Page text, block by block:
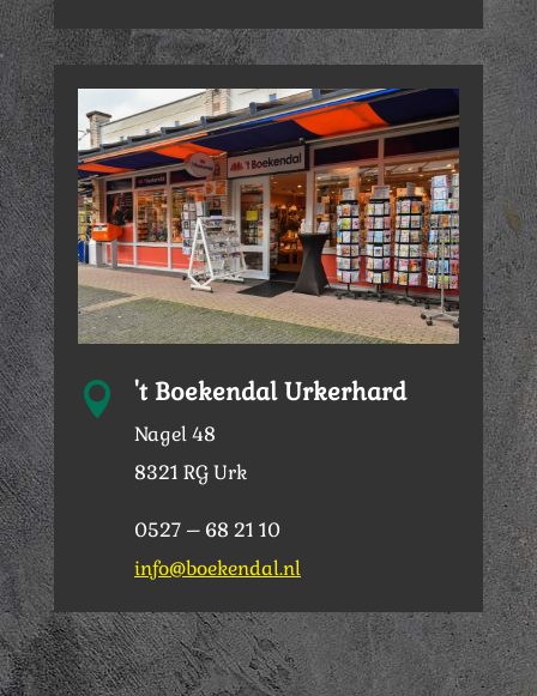
 't Boekendal Urkerhard
Nagel 48
8321 RG Urk
0527 – 68 21 10
info@boekendal.nl